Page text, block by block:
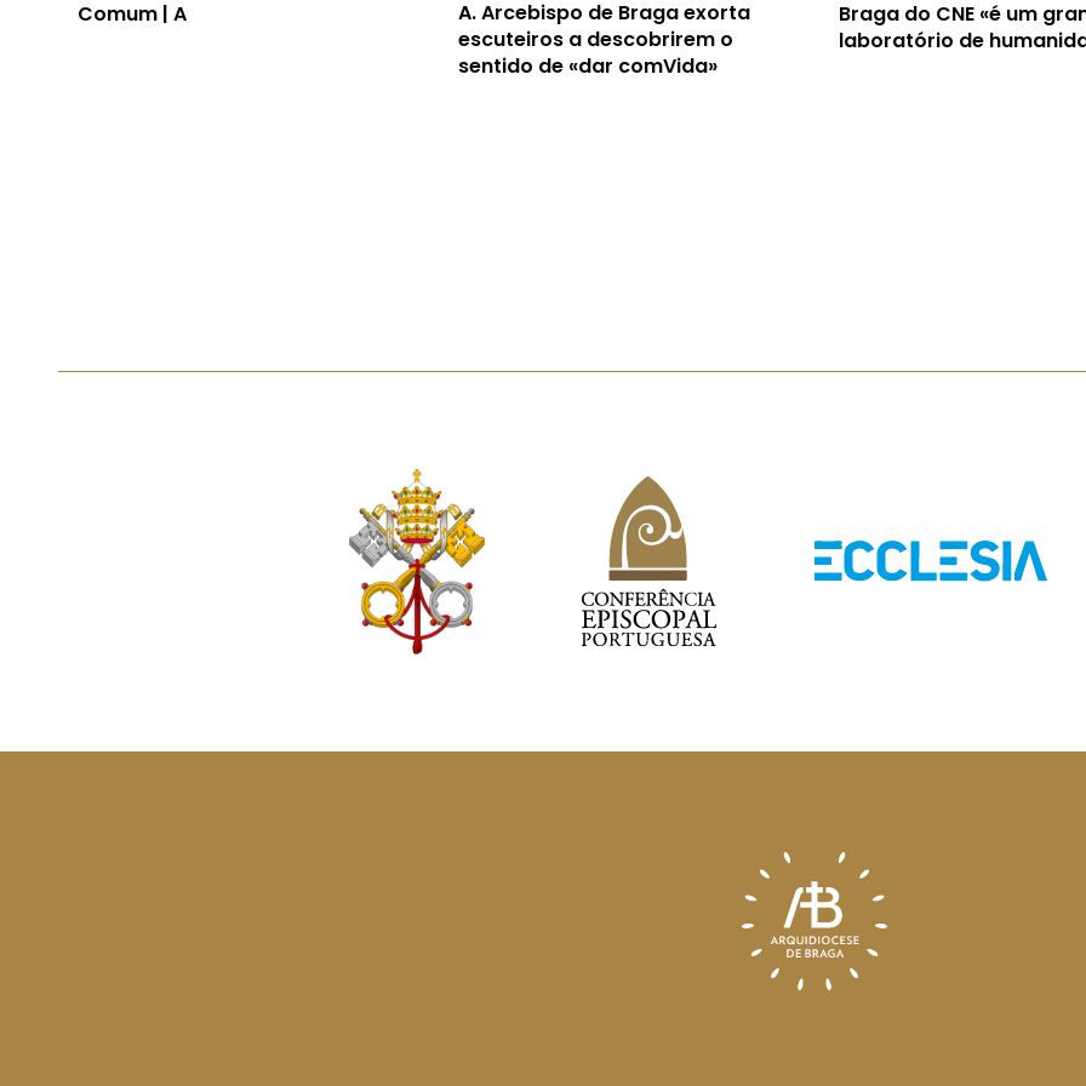
Comum | A
A.Arcebispo de Braga exorta
escuteiros a descobrirem o
sentido de «dar comVida»
Braga do CNE «é um
laboratório de